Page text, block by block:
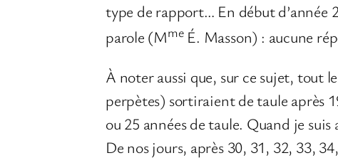
type de rapport… En début d’année
parole (MmeÉ. Masson) : aucune
À noter aussi que, sur ce sujet, tout
perpètes) sortiraient de taule après
ou 25 années de taule. Quand je
De nos jours, après 30, 31, 32, 33,